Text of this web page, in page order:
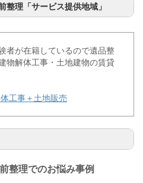
整理「サービス提供地域」
者が在籍しているので遺品整
物解体工事・土地建物の賃貸
工事＋土地販売
整理でのお悩み事例